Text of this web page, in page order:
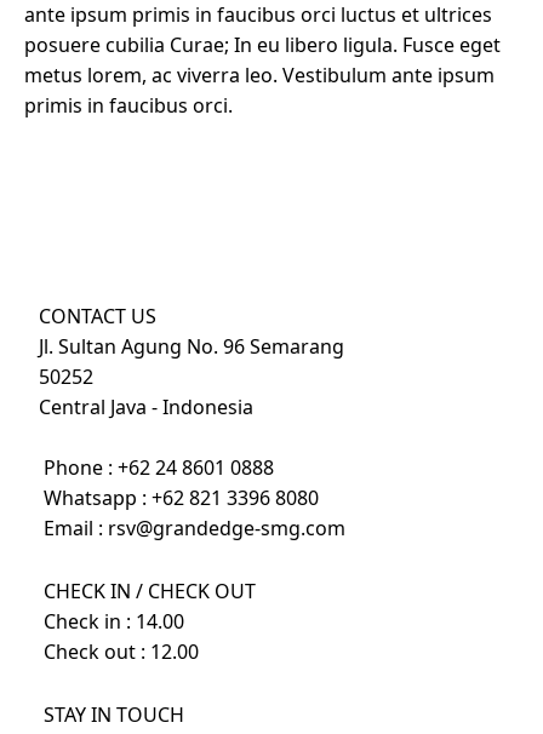
ante ipsum primis in faucibus orci luctus et ultrices
posuere cubilia Curae; In eu libero ligula. Fusce eget
metus lorem, ac viverra leo. Vestibulum ante ipsum
primis in faucibus orci.
CONTACT US
Jl. Sultan Agung No. 96 Semarang
50252
Central Java - Indonesia
Phone : +62 24 8601 0888
Whatsapp : +62 821 3396 8080
Email : rsv@grandedge-smg.com
CHECK IN / CHECK OUT
Check in : 14.00
Check out : 12.00
STAY IN TOUCH